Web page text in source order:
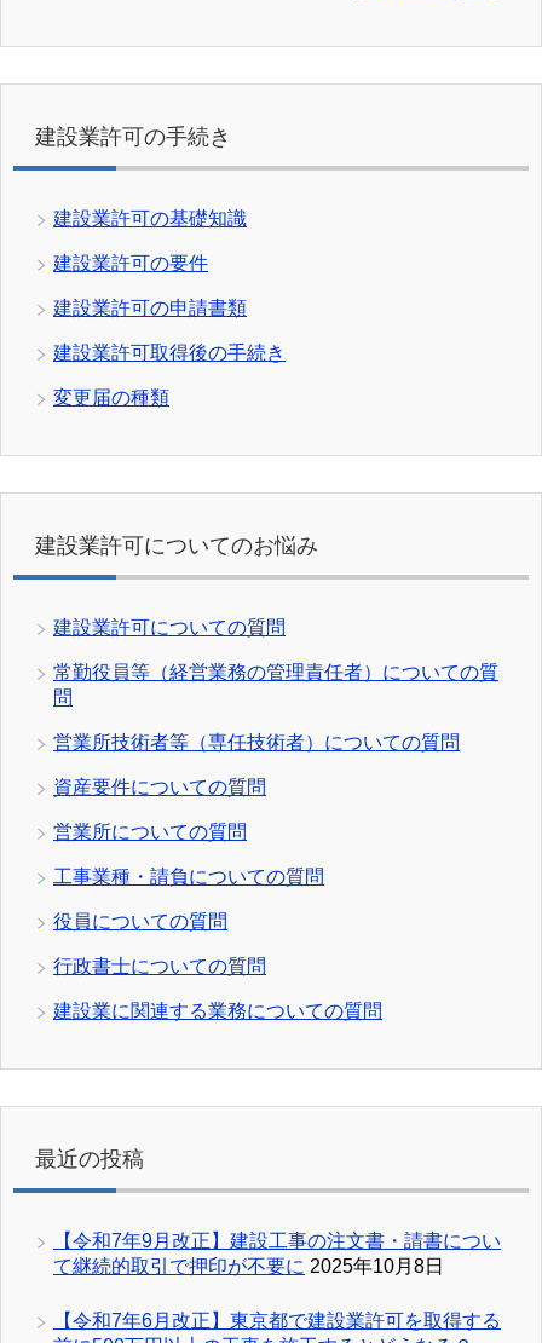
建設業許可の手続き
建設業許可の基礎知識
建設業許可の要件
建設業許可の申請書類
建設業許可取得後の手続き
変更届の種類
建設業許可についてのお悩み
建設業許可についての質問
常勤役員等（経営業務の管理責任者）についての質
問
営業所技術者等（専任技術者）についての質問
資産要件についての質問
営業所についての質問
工事業種・請負についての質問
役員についての質問
行政書士についての質問
建設業に関連する業務についての質問
最近の投稿
【令和7年9月改正】建設工事の注文書・請書につい
て継続的取引で押印が不要に 2025年10月8日
【令和7年6月改正】東京都で建設業許可を取得する